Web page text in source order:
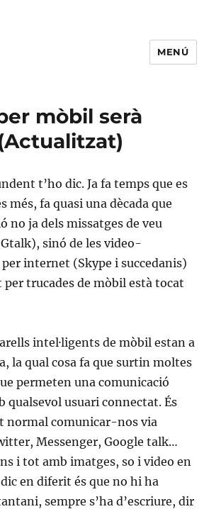
MENÚ
mòbil serà
t’ho dic. Ja fa temps que es
més, fa quasi una dècada que
no ja dels missatges de veu
sinó de les video-
internet (Skype i succedanis)
per trucades de mòbil està tocat
intel·ligents de mòbil estan a
la qual cosa fa que surtin moltes
permeten una comunicació
qualsevol usuari connectat. És
normal comunicar-nos via
Messenger, Google talk…
i tot amb imatges, so i video en
en diferit és que no hi ha
sempre s’ha d’escriure, dir